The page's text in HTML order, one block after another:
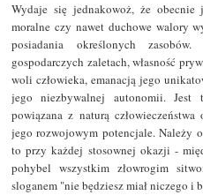
Wydaje się jednakowoż, że obecnie
moralne czy nawet duchowe walory
posiadania określonych
gospodarczych zaletach, własność
woli człowieka, emanacją jego
jego niezbywalnej autonomii. Jest
powiązana z naturą
jego rozwojowym potencjale. Należy
to przy każdej stosownej okazji -
pohybel wszystkim złowrogim
sloganem "nie będziesz miał niczego i